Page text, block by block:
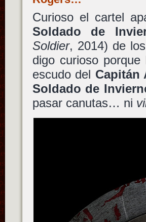
Curioso el cartel
Soldado de
Soldier, 2014) de
digo curioso
escudo del Capitán
Soldado de
pasar canutas… ni